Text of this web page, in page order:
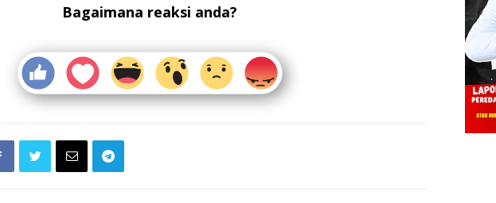
Bagaimana reaksi anda?